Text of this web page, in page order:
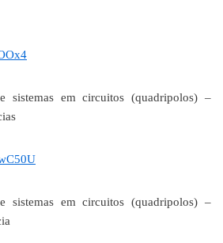
sistemas em circuitos (quadripolos) –
sistemas em circuitos (quadripolos) –